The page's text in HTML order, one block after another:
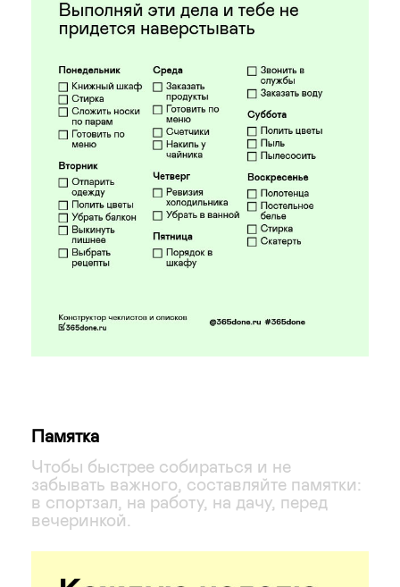
Памятка
Чтобы быстрее собираться и не
забывать важного, составляйте памятки:
в спортзал, на работу, на дачу, перед
вечеринкой.